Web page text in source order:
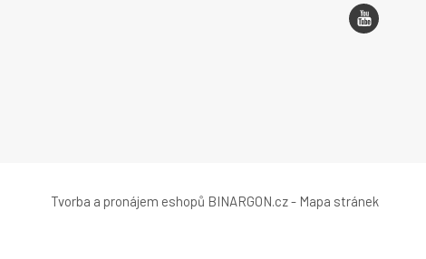
Tvorba a pronájem eshopů BINARGON.cz- Mapa stránek